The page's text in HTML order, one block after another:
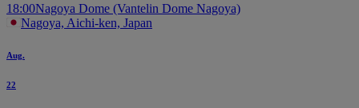
18:00Nagoya Dome (Vantelin Dome Nagoya)
Nagoya, Aichi-ken, Japan
Aug.
22